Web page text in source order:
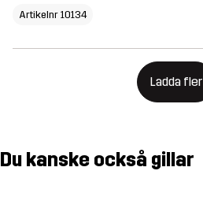
Artikelnr 10134
Ladda fler
Du kanske också gillar